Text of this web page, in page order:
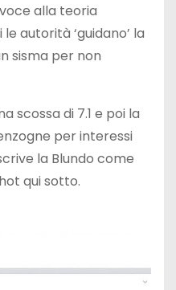
alla teoria
autorità ‘guidano’ la
sisma per non
scossa di 7.1 e poi la
per interessi
la Blundo come
qui sotto.